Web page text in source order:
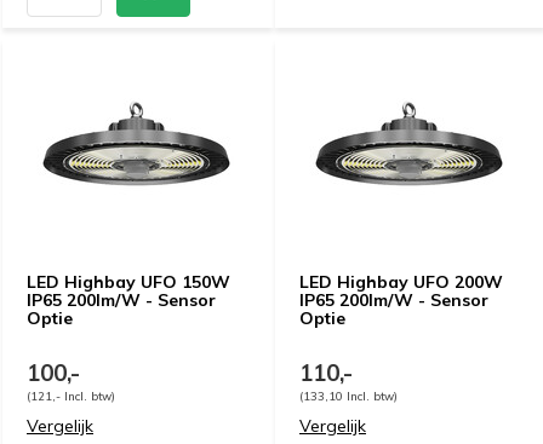
LED Highbay UFO 150W
IP65 200lm/W - Sensor
Optie
100,-
(121,- Incl. btw)
Vergelijk
LED Highbay UFO 200W
IP65 200lm/W - Sensor
Optie
110,-
(133,10 Incl. btw)
Vergelijk